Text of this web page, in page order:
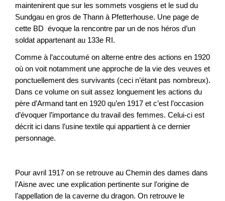
maintenirent que sur les sommets vosgiens et le sud du
Sundgau en gros de Thann à Pfetterhouse. Une page de
cette BD évoque la rencontre par un de nos héros d’un
soldat appartenant au 133e RI.
Comme à l’accoutumé on alterne entre des actions en 1920
où on voit notamment une approche de la vie des veuves et
ponctuellement des survivants (ceci n’étant pas nombreux).
Dans ce volume on suit assez longuement les actions du
père d’Armand tant en 1920 qu’en 1917 et c’est l’occasion
d’évoquer l’importance du travail des femmes. Celui-ci est
décrit ici dans l’usine textile qui appartient à ce dernier
personnage.
Pour avril 1917 on se retrouve au Chemin des dames dans
l’Aisne avec une explication pertinente sur l’origine de
l’appellation de la caverne du dragon. On retrouve le